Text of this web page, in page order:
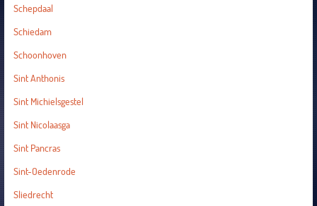
Schepdaal
Schiedam
Schoonhoven
Sint Anthonis
Sint Michielsgestel
Sint Nicolaasga
Sint Pancras
Sint-Oedenrode
Sliedrecht